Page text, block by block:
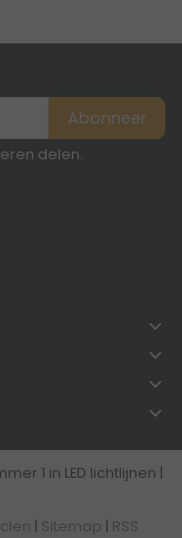
Abonneer
delen.
1 in LED lichtlijnen |
Sitemap RSS